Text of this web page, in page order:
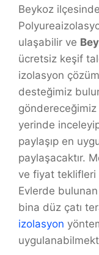
Beykoz
ulaşabilir ve
ücretsiz keşif
izolasyon
desteğimiz
göndereceğimiz
yerinde
paylaşıp en
paylaşacaktır.
ve fiyat teklifleri
Evlerde
bina düz çatı
izolasyon